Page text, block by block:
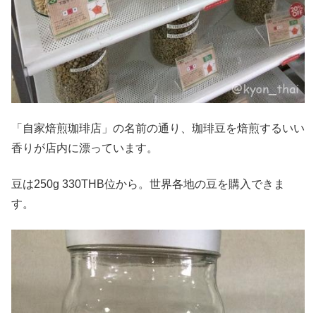
「自家焙煎珈琲店」の名前の通り、珈琲豆を焙煎するいい
香りが店内に漂っています。
豆は250g 330THB位から。世界各地の豆を購入できま
す。